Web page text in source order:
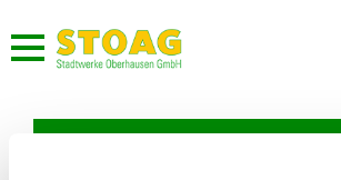
FILTER: JAHRE